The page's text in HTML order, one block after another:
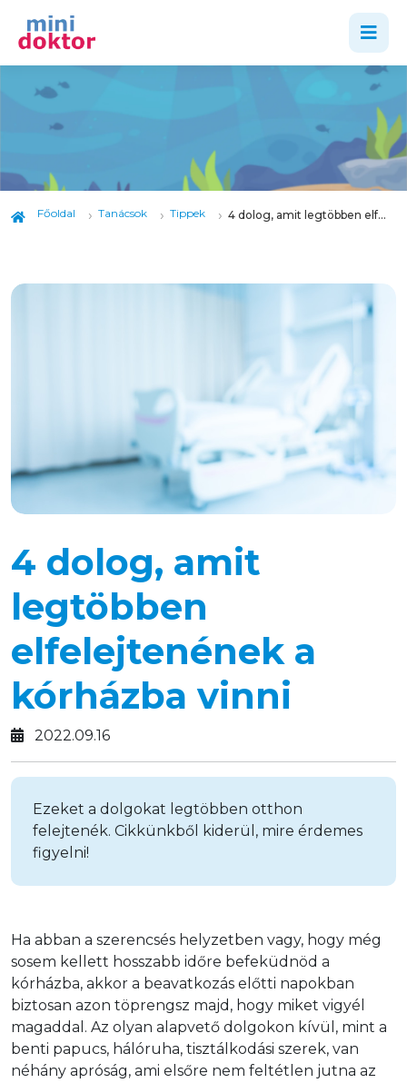
Főoldal Tanácsok Tippek 4 dolog, amit legtöbben elfelejtenének a kórházba vinni
4 dolog, amit
legtöbben
elfelejtenének a
kórházba vinni
2022.09.16
Ezeket a dolgokat legtöbben otthon
felejtenék. Cikkünkből kiderül, mire érdemes
figyelni!
Ha abban a szerencsés helyzetben vagy, hogy még
sosem kellett hosszabb időre befeküdnöd a
kórházba, akkor a beavatkozás előtti napokban
biztosan azon töprengsz majd, hogy miket vigyél
magaddal. Az olyan alapvető dolgokon kívül, mint a
benti papucs, hálóruha, tisztálkodási szerek, van
néhány apróság, ami elsőre nem feltétlen jutna az